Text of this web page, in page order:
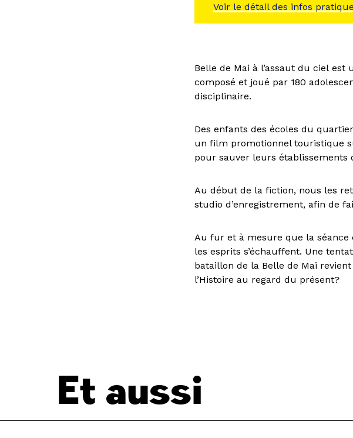
Voir le détail des infos
Belle de Mai à l’assaut du ciel
composé et joué par 180
disciplinaire.
Des enfants des écoles du
un film promotionnel touristique
pour sauver leurs établissements
Au début de la fiction, nous les
studio d’enregistrement, afin de
Au fur et à mesure que la séance
les esprits s’échauffent. Une
bataillon de la Belle de Mai
l’Histoire au regard du présent?
Et aussi